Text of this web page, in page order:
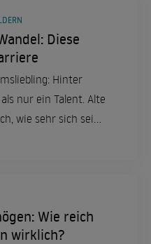
Diese
Hinter
nur ein Talent. Alte
wie sehr sich sein
Wie reich
wirklich?